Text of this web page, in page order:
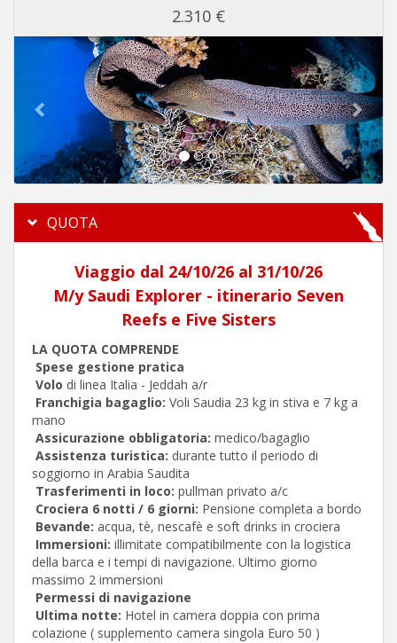
2.310 €
Previous Next
QUOTA
Viaggio dal 24/10/26 al 31/10/26
M/y Saudi Explorer - itinerario Seven
Reefs e Five Sisters
LA QUOTA COMPRENDE
Spese gestione pratica
Volo di linea Italia - Jeddah a/r
Franchigia bagaglio: Voli Saudia 23 kg in stiva e 7 kg a
mano
Assicurazione obbligatoria: medico/bagaglio
Assistenza turistica: durante tutto il periodo di
soggiorno in Arabia Saudita
Trasferimenti in loco: pullman privato a/c
Crociera 6 notti / 6 giorni: Pensione completa a bordo
Bevande: acqua, tè, nescafè e soft drinks in crociera
Immersioni: illimitate compatibilmente con la logistica
della barca e i tempi di navigazione. Ultimo giorno
massimo 2 immersioni
Permessi di navigazione
Ultima notte: Hotel in camera doppia con prima
colazione ( supplemento camera singola Euro 50 )